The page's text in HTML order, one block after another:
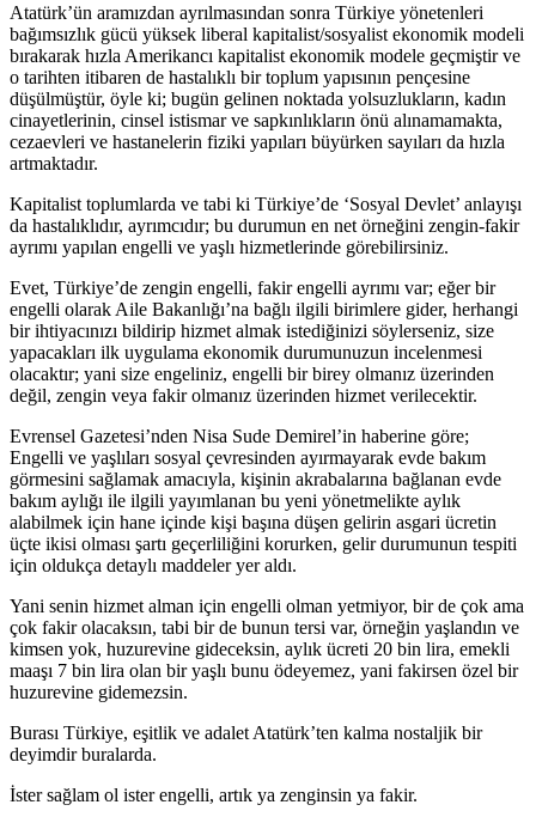
Atatürk’ün aramızdan ayrılmasından sonra Türkiye yönetenleri
bağımsızlık gücü yüksek liberal kapitalist/sosyalist ekonomik modeli
bırakarak hızla Amerikancı kapitalist ekonomik modele geçmiştir ve
o tarihten itibaren de hastalıklı bir toplum yapısının pençesine
düşülmüştür, öyle ki; bugün gelinen noktada yolsuzlukların, kadın
cinayetlerinin, cinsel istismar ve sapkınlıkların önü alınamamakta,
cezaevleri ve hastanelerin fiziki yapıları büyürken sayıları da hızla
artmaktadır.
Kapitalist toplumlarda ve tabi ki Türkiye’de ‘Sosyal Devlet’ anlayışı
da hastalıklıdır, ayrımcıdır; bu durumun en net örneğini zengin-fakir
ayrımı yapılan engelli ve yaşlı hizmetlerinde görebilirsiniz.
Evet, Türkiye’de zengin engelli, fakir engelli ayrımı var; eğer bir
engelli olarak Aile Bakanlığı’na bağlı ilgili birimlere gider, herhangi
bir ihtiyacınızı bildirip hizmet almak istediğinizi söylerseniz, size
yapacakları ilk uygulama ekonomik durumunuzun incelenmesi
olacaktır; yani size engeliniz, engelli bir birey olmanız üzerinden
değil, zengin veya fakir olmanız üzerinden hizmet verilecektir.
Evrensel Gazetesi’nden Nisa Sude Demirel’in haberine göre;
Engelli ve yaşlıları sosyal çevresinden ayırmayarak evde bakım
görmesini sağlamak amacıyla, kişinin akrabalarına bağlanan evde
bakım aylığı ile ilgili yayımlanan bu yeni yönetmelikte aylık
alabilmek için hane içinde kişi başına düşen gelirin asgari ücretin
üçte ikisi olması şartı geçerliliğini korurken, gelir durumunun tespiti
için oldukça detaylı maddeler yer aldı.
Yani senin hizmet alman için engelli olman yetmiyor, bir de çok ama
çok fakir olacaksın, tabi bir de bunun tersi var, örneğin yaşlandın ve
kimsen yok, huzurevine gideceksin, aylık ücreti 20 bin lira, emekli
maaşı 7 bin lira olan bir yaşlı bunu ödeyemez, yani fakirsen özel bir
huzurevine gidemezsin.
Burası Türkiye, eşitlik ve adalet Atatürk’ten kalma nostaljik bir
deyimdir buralarda.
İster sağlam ol ister engelli, artık ya zenginsin ya fakir.